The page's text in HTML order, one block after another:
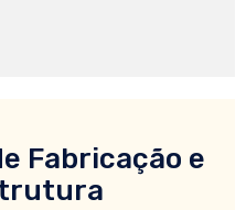
Fabricação e